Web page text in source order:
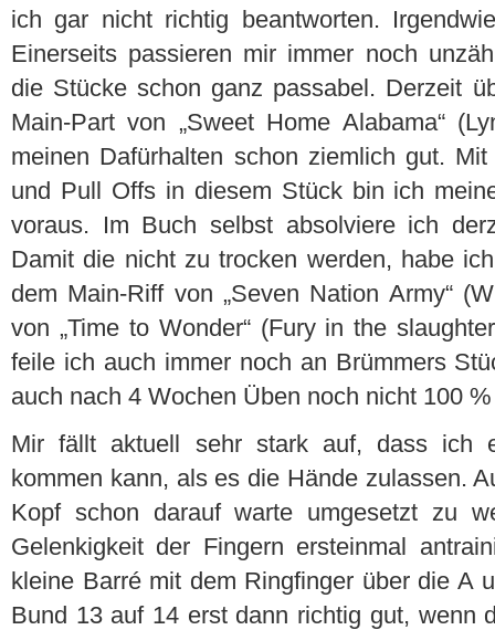
ich gar nicht richtig beantworten.
Einerseits passieren mir immer noch
die Stücke schon ganz passabel. Derzeit
Main-Part von „Sweet Home Alabama“
meinen Dafürhalten schon ziemlich gut.
und Pull Offs in diesem Stück bin ich
voraus. Im Buch selbst absolviere ich
Damit die nicht zu trocken werden, habe
dem Main-Riff von „Seven Nation Army“
von „Time to Wonder“ (Fury in the
feile ich auch immer noch an Brümmers
auch nach 4 Wochen Üben noch nicht 100
Mir fällt aktuell sehr stark auf, dass ich
kommen kann, als es die Hände zulassen.
Kopf schon darauf warte umgesetzt zu
Gelenkigkeit der Fingern ersteinmal
kleine Barré mit dem Ringfinger über die A
Bund 13 auf 14 erst dann richtig gut, wenn